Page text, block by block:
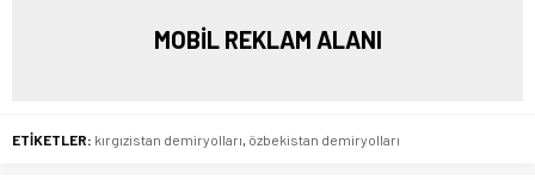
MOBİL REKLAM ALANI
ETİKETLER: kırgızistan demiryolları özbekistan demiryolları